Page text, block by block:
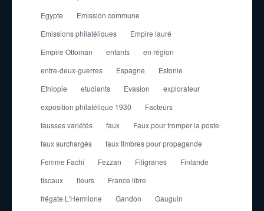
Egypte
Emission commune
Emissions philatéliques
Empire lauré
Empire Ottoman
enfants
en région
entre-deux-guerres
Espagne
Estonie
Ethiopie
etudiants Evasion
explorateur
exposition philatélique 1930
Facteurs
fausses variétés
faux
Faux pour tromper la poste
faux surchargés
faux timbres pour propagande
Femme Fachi
Fezzan Filigranes
Finlande
fiscaux
fleurs
France libre
frégate L'Hermione
Gandon
Gauguin